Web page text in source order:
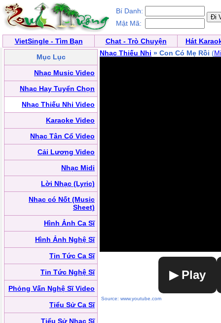
Bí Danh:
Mật Mã:
VietSingle - Tìm Bạn Chat - Trò Chuyện
Hát
Mục Lục
Nhạc Music Video
Nhạc Hay Tuyển Chọn
Nhạc Thiếu Nhi Video
Karaoke Video
Nhạc Tân Cổ Video
Cải Lương Video
Nhạc Midi
Lời Nhạc (Lyric)
Nhạc có Nốt (Music
Sheet)
Hình Ảnh Ca Sĩ
Hình Ảnh Nghệ Sĩ
Tin Tức Ca Sĩ
Tin Tức Nghệ Sĩ
Phỏng Vấn Nghệ Sĩ Video
Tiểu Sử Ca Sĩ
Tiểu Sử Nhạc Sĩ
Nhạc Thiếu Nhi » Con Có Mẹ Rồi (
▶ Play
Source: www.youtube.com